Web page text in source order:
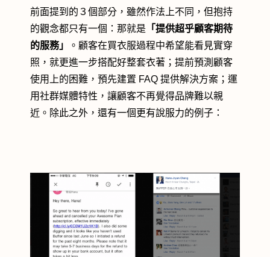
前面提到的３個部分，雖然作法上不同，但抱持
的觀念都只有一個：那就是 「提供超乎顧客期待
的服務」
。顧客在買衣服過程中希望能看見實穿
照，就更進一步搭配好整套衣著；提前預測顧客
使用上的困難，預先建置 FAQ 提供解決方案；運
用社群媒體特性，讓顧客不再覺得品牌難以親
近。除此之外，還有一個更有說服力的例子：